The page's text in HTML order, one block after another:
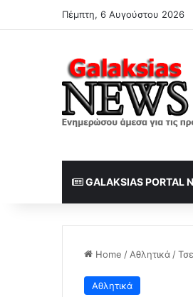
Πέμπτη, 6 Αυγούστου 2026
GALAKSIAS PORTAL
Home / Αθλητικά /
Αθλητικά